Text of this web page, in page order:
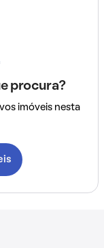
procura?
imóveis nesta